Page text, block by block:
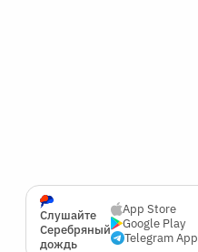
Слушайте
Серебряный
дождь
App Store
Google Play
Telegram App